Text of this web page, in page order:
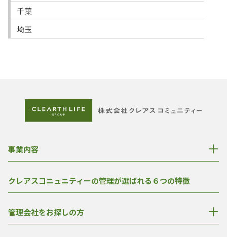
千葉
埼玉
事業内容
クレアスコニュニティーの管理が選ばれる６つの特徴
管理会社をお探しの方